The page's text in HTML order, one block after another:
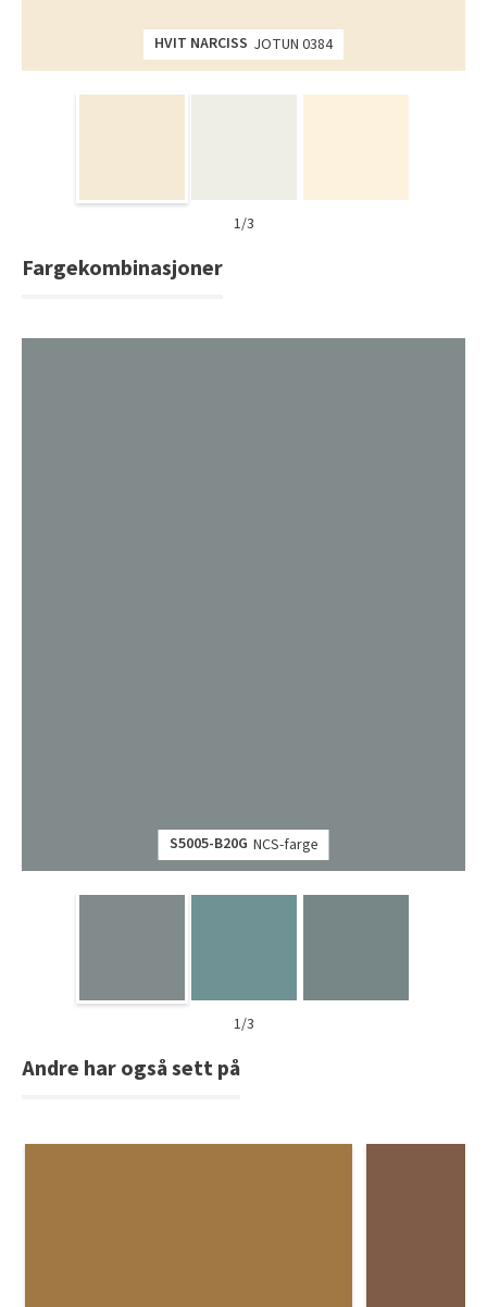
HVIT NARCISS JOTUN 0384
1/3
Fargekombinasjoner
S5005-B20G NCS-farge
1/3
Andre har også sett på